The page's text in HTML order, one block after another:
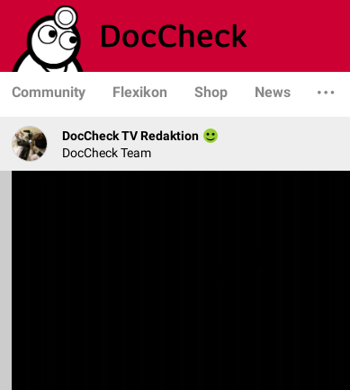
Community Flexikon Shop News
DocCheck TV Redaktion
DocCheck Team